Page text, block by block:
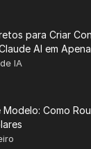
para Criar
AI em
IA
Como